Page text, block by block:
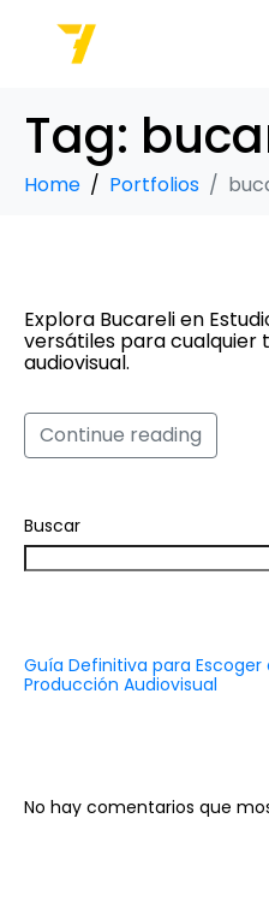
Tag:
Home Portfolios
Explora Bucareli en
versátiles para cualquier
audiovisual.
Continue reading
Buscar
Guía Definitiva para
Producción Audiovisual
No hay comentarios que